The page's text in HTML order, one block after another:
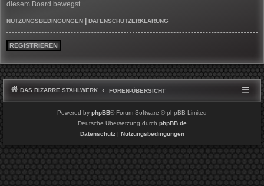
diesem Board bewegst.
NUTZUNGSBEDINGUNGEN DATENSCHUTZERKLÄRUNG
REGISTRIEREN
DAS BIZARRE STAHLWERK FOREN-ÜBERSICHT
Powered by phpBB® Forum Software © phpBB Limited
Deutsche Übersetzung durch phpBB.de
Datenschutz| Nutzungsbedingungen